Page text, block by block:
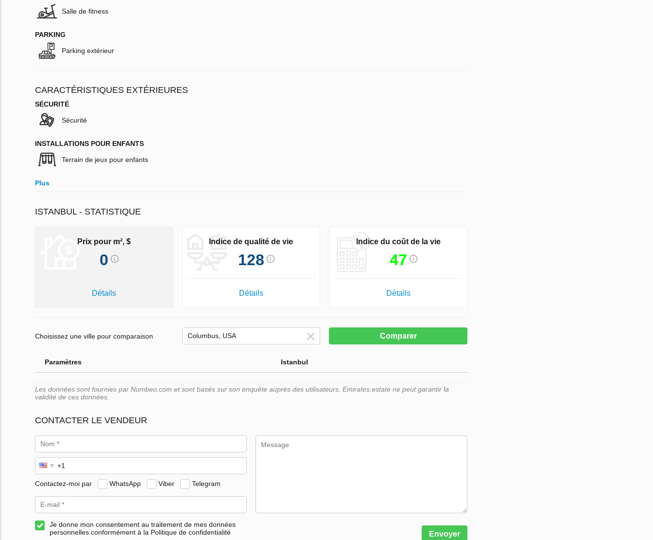
Salle de fitness
PARKING
Parking extérieur
CARACTÉRISTIQUES EXTÉRIEURES
SÉCURITÉ
Sécurité
INSTALLATIONS POUR ENFANTS
Terrain de jeux pour enfants
Plus
ISTANBUL - STATISTIQUE
Prix pour m², $
0
Détails
Indice de qualité de vie
128
Détails
Indice du coût de la vie
47
Détails
Choisissez une ville pour comparaison Comparer
Paramètres Istanbul
Les données sont fournies par Numbeo.com et sont basés sur son enquête auprès des utilisateurs. Emirates.estate ne peut garantir la
validité de ces données.
CONTACTER LE VENDEUR
Contactez-moi par WhatsApp Viber Telegram
Je donne mon consentement au traitement de mes données
personnelles conformément à la Politique de confidentialité
Envoyer